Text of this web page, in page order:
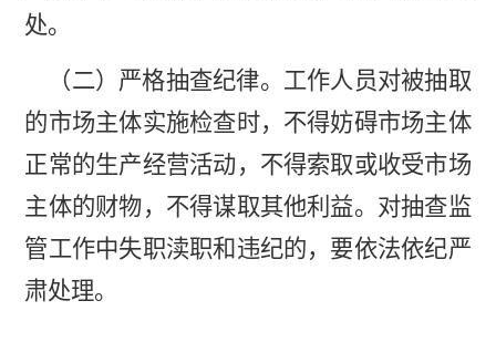
处。
（二）严格抽查纪律。工作人员对被抽取
的市场主体实施检查时，不得妨碍市场主体
正常的生产经营活动，不得索取或收受市场
主体的财物，不得谋取其他利益。对抽查监
管工作中失职渎职和违纪的，要依法依纪严
肃处理。